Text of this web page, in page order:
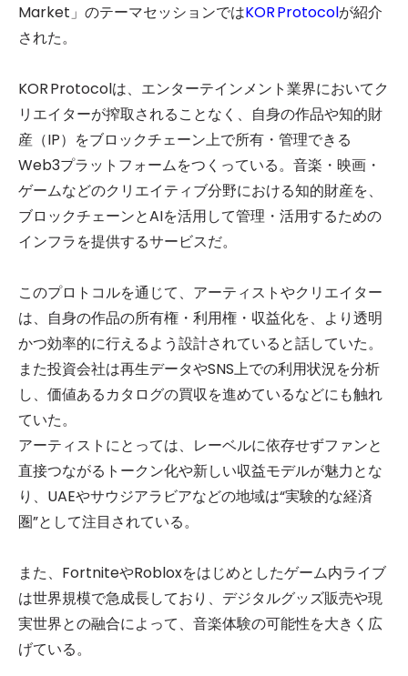
Market」のテーマセッションではKOR Protocolが紹介
された。
KOR Protocolは、エンターテインメント業界においてク
リエイターが搾取されることなく、自身の作品や知的財
産（IP）をブロックチェーン上で所有・管理できる
Web3プラットフォームをつくっている。音楽・映画・
ゲームなどのクリエイティブ分野における知的財産を、
ブロックチェーンとAIを活用して管理・活用するための
インフラを提供するサービスだ。
このプロトコルを通じて、アーティストやクリエイター
は、自身の作品の所有権・利用権・収益化を、より透明
かつ効率的に行えるよう設計されていると話していた。
また投資会社は再生データやSNS上での利用状況を分析
し、価値あるカタログの買収を進めているなどにも触れ
ていた。
アーティストにとっては、レーベルに依存せずファンと
直接つながるトークン化や新しい収益モデルが魅力とな
り、UAEやサウジアラビアなどの地域は“実験的な経済
圏”として注目されている。
また、FortniteやRobloxをはじめとしたゲーム内ライブ
は世界規模で急成長しており、デジタルグッズ販売や現
実世界との融合によって、音楽体験の可能性を大きく広
げている。